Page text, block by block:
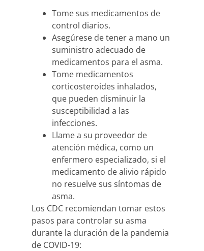
Tome sus medicamentos de
control diarios.
Asegúrese de tener a mano un
suministro adecuado de
medicamentos para el asma.
Tome medicamentos
corticosteroides inhalados,
que pueden disminuir la
susceptibilidad a las
infecciones.
Llame a su proveedor de
atención médica, como un
enfermero especializado, si el
medicamento de alivio rápido
no resuelve sus síntomas de
asma.
Los CDC recomiendan tomar estos
pasos para controlar su asma
durante la duración de la pandemia
de COVID-19: